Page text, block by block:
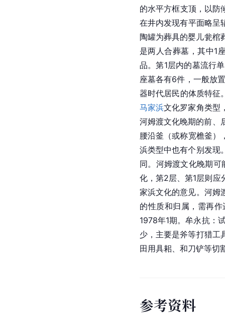
的水平方框支顶，以防
在井内发现有平面略呈
陶罐为葬具的婴儿瓮棺
是两人合葬墓，其中1
品。第1层内的墓流行
座墓各有6件，一般放
器时代居民的体质特征
马家浜文化罗家角类型
河姆渡文化晚期的前、
腰沿釜（或称宽檐釜）
浜类型中也有个别发现
同。 河姆渡文化晚期可
化，第2层、第1层则应
家浜文化的意见。河姆
的性质和归属，需再
1978年1期。牟永抗：
少，主要是斧等打猎工
田用具耜、和刀铲等切
参考资料